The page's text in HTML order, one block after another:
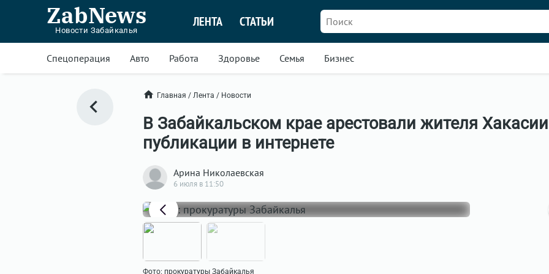
ZabNews
Новости Забайкалья
ЛЕНТА СТАТЬИ
Спецоперация Авто Работа Здоровье Семья Бизнес
Главная / Лента / Новости
В Забайкальском крае арестовали жителя
публикации в интернете
Арина Николаевская
6 июля в 11:50
Фото: прокуратуры Забайкалья